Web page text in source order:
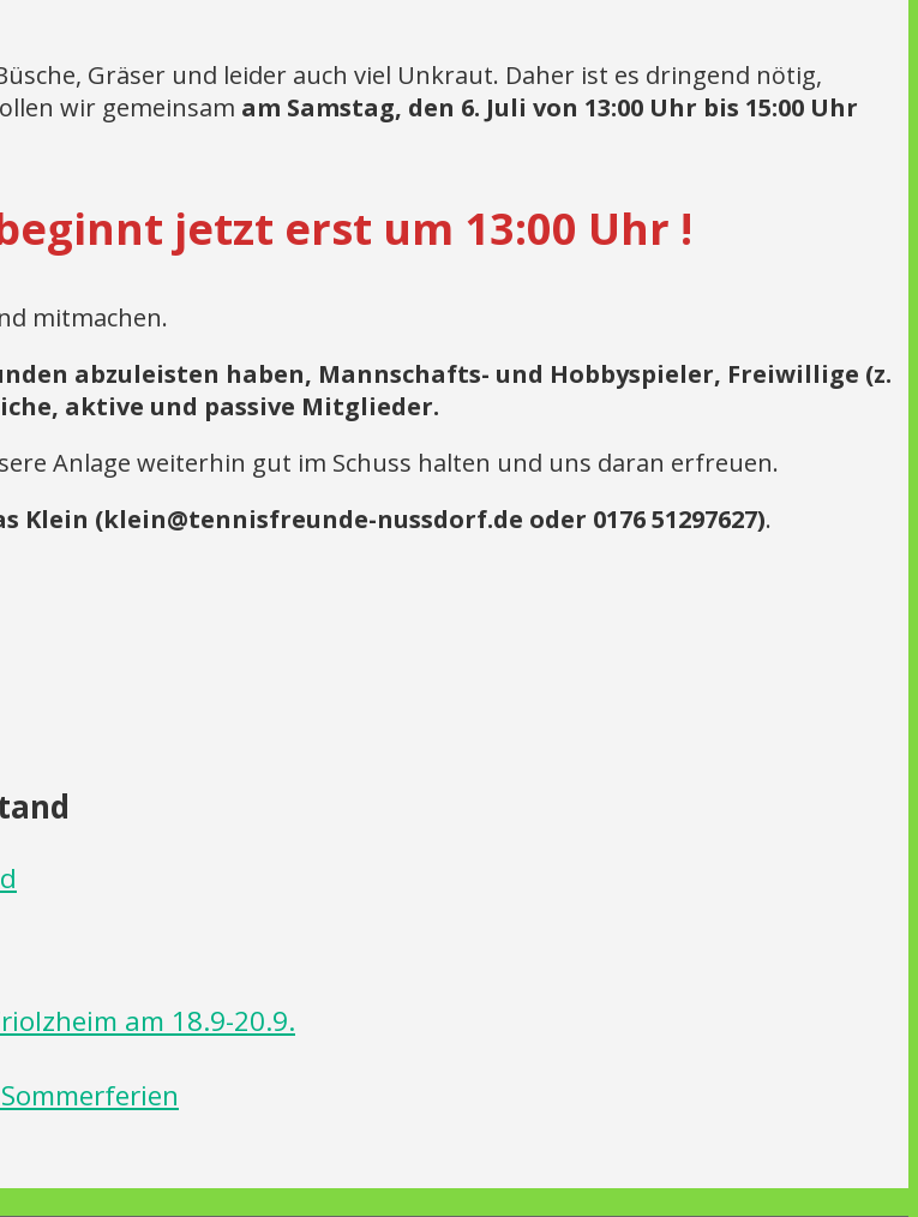
Gräser und leider auch viel Unkraut. Daher ist es dringend nötig,
wir gemeinsam am Samstag, den 6. Juli von 13:00 Uhr bis 15:00 Uhr
jetzt erst um 13:00 Uhr !
mitmachen.
abzuleisten haben, Mannschafts- und Hobbyspieler, Freiwillige (z.
aktive und passive Mitglieder.
Anlage weiterhin gut im Schuss halten und uns daran erfreuen.
Klein (klein@tennisfreunde-nussdorf.de oder 0176 51297627).
am 18.9-20.9.